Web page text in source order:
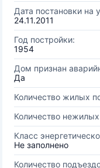
Дата постановки на
24.11.2011
Год постройки:
1954
Дом признан
Да
Количество жилых
Количество
Класс
Не заполнено
Количество